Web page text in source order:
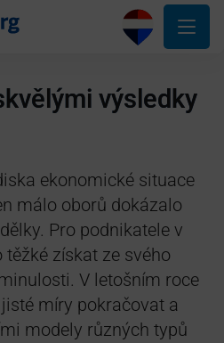
výsledky
ekonomické situace
málo oborů dokázalo
Pro podnikatele v
získat ze svého
V letošním roce
míry pokračovat a
modely různých typů